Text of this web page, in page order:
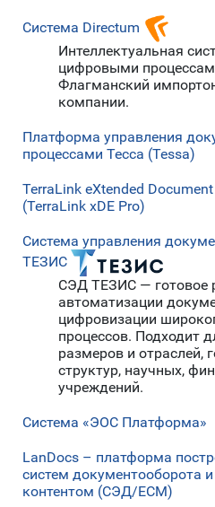
Система Directum
Интеллектуальная
цифровыми
Флагманский
компании.
Платформа управления
процессами Тесса (Tessa)
TerraLink eXtended
(TerraLink xDE Pro)
Система управления
ТЕЗИС
СЭД ТЕЗИС — готовое
автоматизации
цифровизации
процессов. Подходит
размеров и отраслей,
структур, научных,
учреждений.
Система «ЭОС Платформа»
LanDocs – платформа
систем документооборота
контентом (СЭД/ECM)